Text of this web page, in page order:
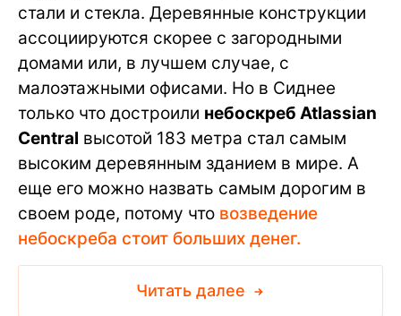
стали и стекла. Деревянные конструкции
ассоциируются скорее с загородными
домами или, в лучшем случае, с
малоэтажными офисами. Но в Сиднее
только что достроили небоскреб Atlassian
Central высотой 183 метра стал самым
высоким деревянным зданием в мире. А
еще его можно назвать самым дорогим в
своем роде, потому что возведение
небоскреба стоит больших денег.
Читать далее